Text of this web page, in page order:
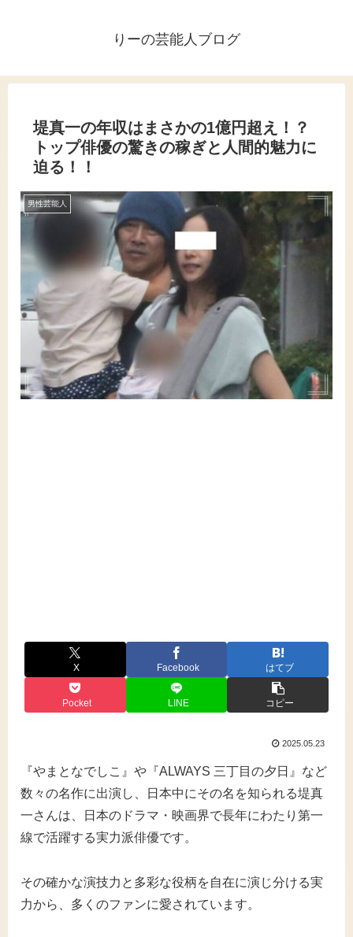
りーの芸能人ブログ
堤真一の年収はまさかの1億円超え！？
トップ俳優の驚きの稼ぎと人間的魅力に
迫る！！
男性芸能人
X Facebook はてブ
Pocket LINE コピー
2025.05.23
『やまとなでしこ』や『ALWAYS 三丁目の夕日』など
数々の名作に出演し、日本中にその名を知られる堤真
一さんは、日本のドラマ・映画界で長年にわたり第一
線で活躍する実力派俳優です。
その確かな演技力と多彩な役柄を自在に演じ分ける実
力から、多くのファンに愛されています。